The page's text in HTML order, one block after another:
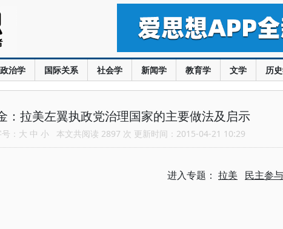
政治学 国际关系 社会学 新闻学 教育学 文学 历
：拉美左翼执政党治理国家的主要做法及启示
： 大 中 小 本文共阅读 2897 次 更新时间：2015-04-21 10:29
进入专题： 拉美 民主参与